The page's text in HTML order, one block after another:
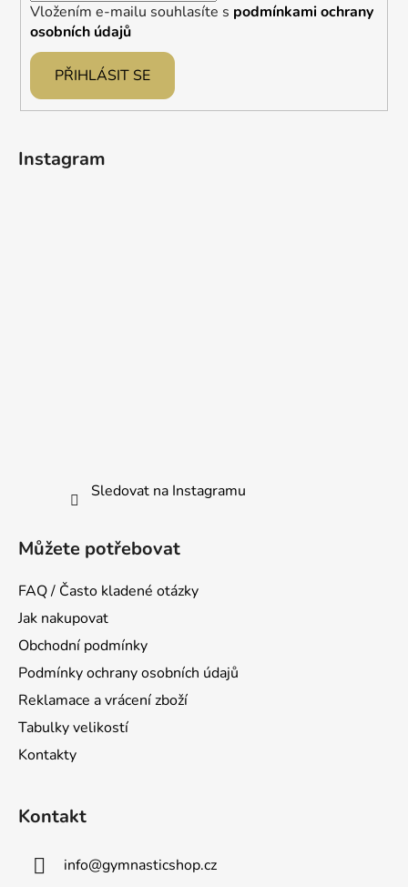
Vložením e-mailu souhlasíte s podmínkami ochrany
osobních údajů
PŘIHLÁSIT SE
Instagram
Sledovat na Instagramu
Můžete potřebovat
FAQ / Často kladené otázky
Jak nakupovat
Obchodní podmínky
Podmínky ochrany osobních údajů
Reklamace a vrácení zboží
Tabulky velikostí
Kontakty
Kontakt
info@gymnasticshop.cz